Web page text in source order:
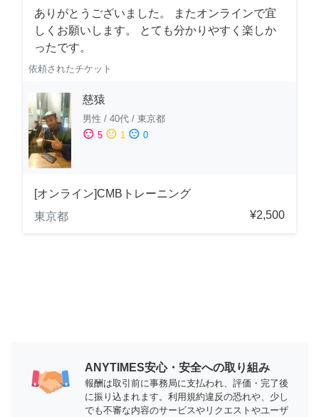
ありがとうございました。 またオンラインで宜
しくお願いします。 とても分かりやすく楽しか
ったです。
依頼されたチケット
慈猿
男性 / 40代 / 東京都
sentiment_satisfied 5 sentiment_neutral 1 sentiment_dissatisfied 0
[オンライン]CMBトレーニング
東京都
¥2,500
ANYTIMES安心・安全への取り組み
報酬は取引前に事務局に支払われ、評価・完了後
に振り込まれます。利用規約違反の恐れや、少し
でも不審な内容のサービスやリクエストやユーザ